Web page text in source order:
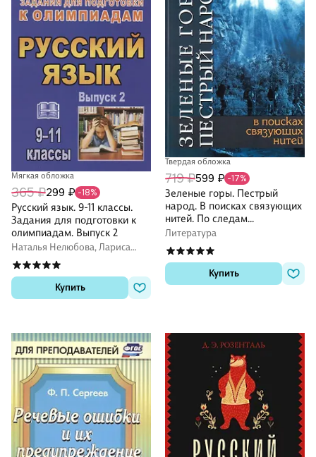
Мягкая обложка
365 ₽299 ₽ -18%
Русский язык. 9-11 классы.
Задания для подготовки к
олимпиадам. Выпуск 2
Наталья Нелюбова, Лариса
Черепанова
Купить
Твердая обложка
719 ₽599 ₽ -17%
Зеленые горы. Пестрый
народ. В поисках связующих
нитей. По следам
путешествий Д.Н. Мамина-
Сибиряка
Литература
Купить